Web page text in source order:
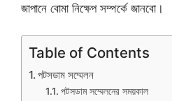
জাপানে বোমা নিক্ষেপ সম্পর্কে জানবো।
Table of Contents
পটসডাম সম্মেলন
পটসডাম সম্মেলনের সময়কাল